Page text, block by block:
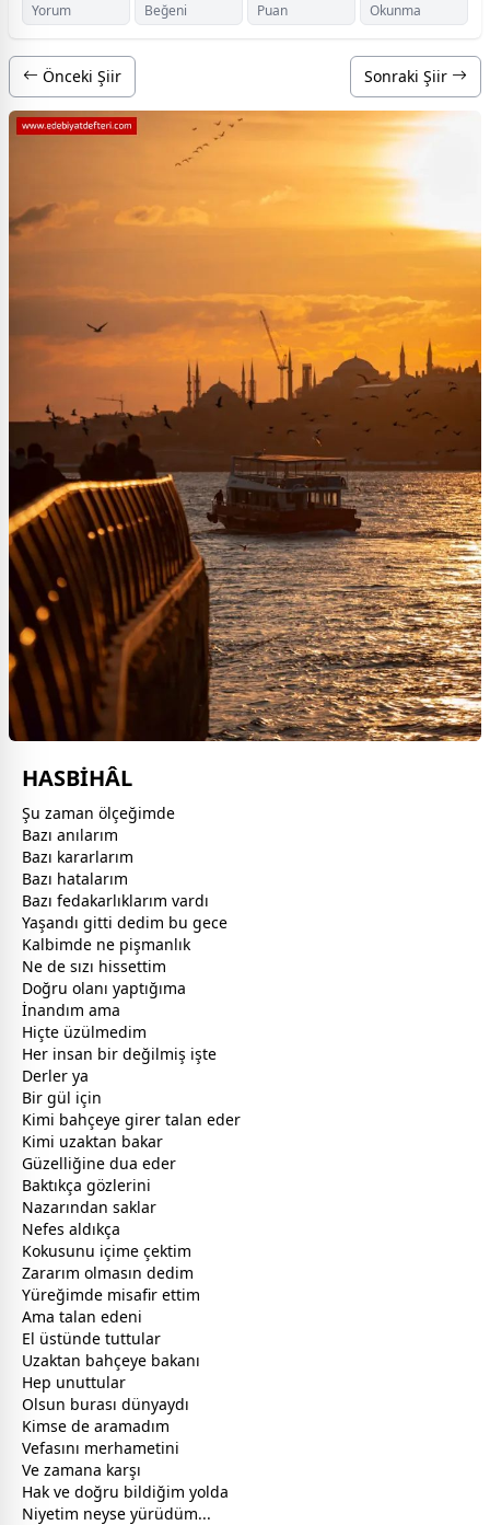
Yorum Beğeni Puan Okunma
Önceki Şiir Sonraki Şiir
HASBİHÂL
Şu zaman ölçeğimde
Bazı anılarım
Bazı kararlarım
Bazı hatalarım
Bazı fedakarlıklarım vardı
Yaşandı gitti dedim bu gece
Kalbimde ne pişmanlık
Ne de sızı hissettim
Doğru olanı yaptığıma
İnandım ama
Hiçte üzülmedim
Her insan bir değilmiş işte
Derler ya
Bir gül için
Kimi bahçeye girer talan eder
Kimi uzaktan bakar
Güzelliğine dua eder
Baktıkça gözlerini
Nazarından saklar
Nefes aldıkça
Kokusunu içime çektim
Zararım olmasın dedim
Yüreğimde misafir ettim
Ama talan edeni
El üstünde tuttular
Uzaktan bahçeye bakanı
Hep unuttular
Olsun burası dünyaydı
Kimse de aramadım
Vefasını merhametini
Ve zamana karşı
Hak ve doğru bildiğim yolda
Niyetim neyse yürüdüm...